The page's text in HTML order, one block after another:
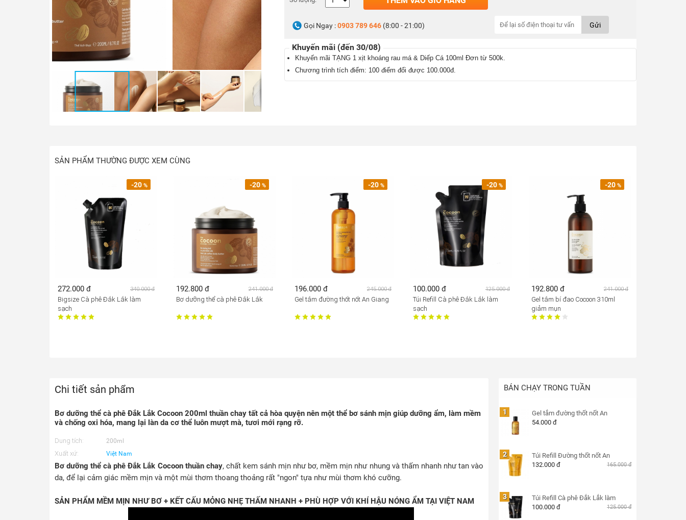
Gọi Ngay :0903 789 646 (8:00 - 21:00) Gửi
Khuyến mãi (đến 30/08)
Khuyến mãi TẶNG 1 xịt khoáng rau má & Diếp Cá 100ml Đơn từ 500k.
Chương trình tích điểm: 100 điểm đổi được 100.000đ.
SẢN PHẨM THƯỜNG ĐƯỢC XEM CÙNG
272.000 đ 340.000 đ
Bigsize Cà phê Đắk Lắk làm
sạch
-20 %
192.800 đ 241.000 đ
Bơ dưỡng thể cà phê Đắk Lắk
-20 %
196.000 đ 245.000 đ
Gel tắm đường thốt nốt An Giang
-20 %
100.000 đ 125.000 đ
Túi Refill Cà phê Đắk Lắk làm
sạch
-20 %
192.800 đ 241.000 đ
Gel tắm bí đao Cocoon 310ml
giảm mụn
-20 %
Chi tiết sản phẩm
Bơ dưỡng thể cà phê Đắk Lắk Cocoon 200ml thuần chay tất cả hòa quyện nên một thể bơ sánh mịn giúp dưỡng ẩm, làm mềm
và chống oxi hóa, mang lại làn da cơ thể luôn mượt mà, tươi mới rạng rỡ.
Dung tích: 200ml
Xuất xứ: Việt Nam
Bơ dưỡng thể cà phê Đắk Lắk Cocoon thuần chay, chất kem sánh mịn như bơ, mềm mịn như nhung và thấm nhanh như tan vào
da, để lại cảm giác mềm mịn và một mùi thơm thoang thoảng rất "ngon" tựa như mùi thơm khó cưỡng.
SẢN PHẨM MỀM MỊN NHƯ BƠ + KẾT CẤU MỎNG NHẸ THẤM NHANH + PHÙ HỢP VỚI KHÍ HẬU NÓNG ẨM TẠI VIỆT NAM
BÁN CHẠY TRONG TUẦN
1
Gel tắm đường thốt nốt An
54.000 đ
2
Túi Refill Đường thốt nốt An
132.000 đ
165.000 đ
3
Túi Refill Cà phê Đắk Lắk làm
100.000 đ
125.000 đ